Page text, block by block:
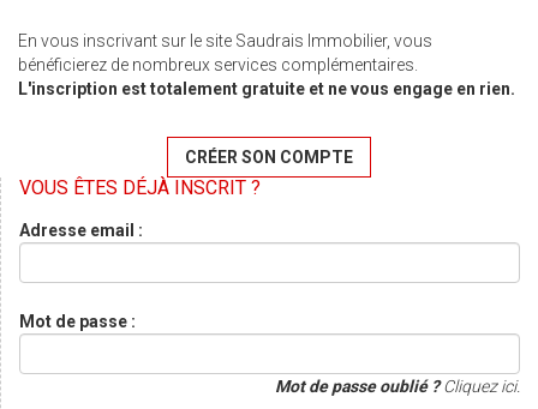
En vous inscrivant sur le site Saudrais Immobilier, vous
bénéficierez de nombreux services complémentaires.
L'inscription est totalement gratuite et ne vous engage en rien.
CRÉER SON COMPTE
VOUS ÊTES DÉJÀ INSCRIT ?
Adresse email :
Mot de passe :
Mot de passe oublié ?Cliquez ici.